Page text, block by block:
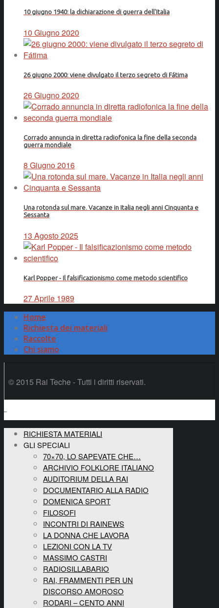
10 giugno 1940: la dichiarazione di guerra dell'Italia
10 Giugno 2020
26 giugno 2000: viene divulgato il terzo segreto di Fátima
26 Giugno 2020
Corrado annuncia in diretta radiofonica la fine della seconda
guerra mondiale
8 Giugno 2016
Una rotonda sul mare. Vacanze in Italia negli anni Cinquanta e
Sessanta
13 Agosto 2025
Karl Popper - Il falsificazionismo come metodo scientifico
27 Aprile 1989
Home
Richiesta dei materiali
Raccolte
Chi siamo
© 2015 Rai Teche - Tutti i diritti riservati.
RICHIESTA MATERIALI
GLI SPECIALI
70×70, LO SAPEVATE CHE…
ARCHIVIO FOLKLORE ITALIANO
AUDITORIUM DELLA RAI
DOCUMENTARIO ALLA RADIO
DOMENICA SPORT
FILOSOFI
INCONTRI DI RAINEWS
LA DONNA CHE LAVORA
LEZIONI CON LA TV
MASSIMO CASTRI
RADIOSILLABARIO
RAI, FRAMMENTI PER UN
DISCORSO AMOROSO
RODARI – CENTO ANNI